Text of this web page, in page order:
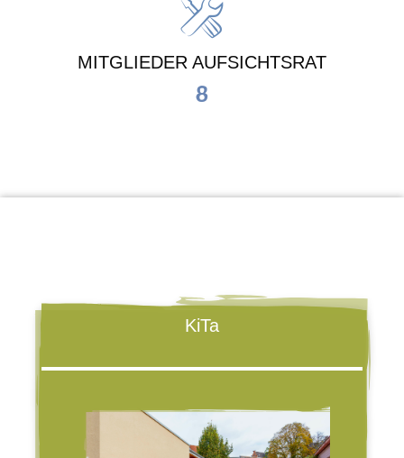
MITGLIEDER AUFSICHTSRAT
8
KiTa